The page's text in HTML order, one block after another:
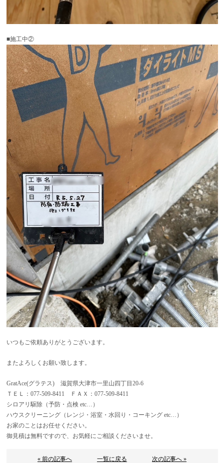
■施工中②
いつもご依頼ありがとうございます。
またよろしくお願い致します。
GratAce(グラテス) 滋賀県大津市一里山四丁目20-6
ＴＥＬ：077-509-8411 ＦＡＸ：077-509-8411
シロアリ駆除（予防・点検 etc…）
ハウスクリーニング（レンジ・浴室・水回り・コーキング etc…）
お家のことはお任せください。
御見積は無料ですので、お気軽にご相談くださいませ。
« 前の記事へ 一覧に戻る 次の記事へ »